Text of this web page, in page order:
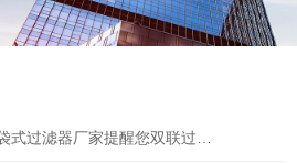
滤器厂家提醒您双联过滤器的操作非常简单